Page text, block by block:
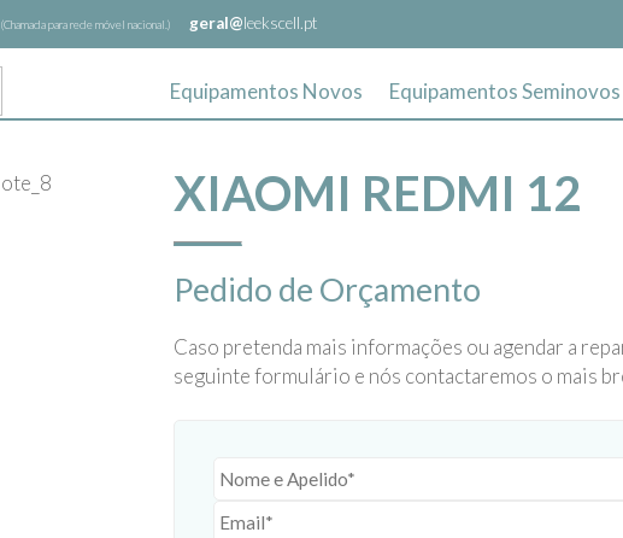
(Chamada para rede móvel nacional.) geral@leekscell.pt
Equipamentos Novos Equipamentos Seminovos
XIAOMI REDMI 12
Pedido de Orçamento
Caso pretenda mais informações ou agendar a
seguinte formulário e nós contactaremos o mais